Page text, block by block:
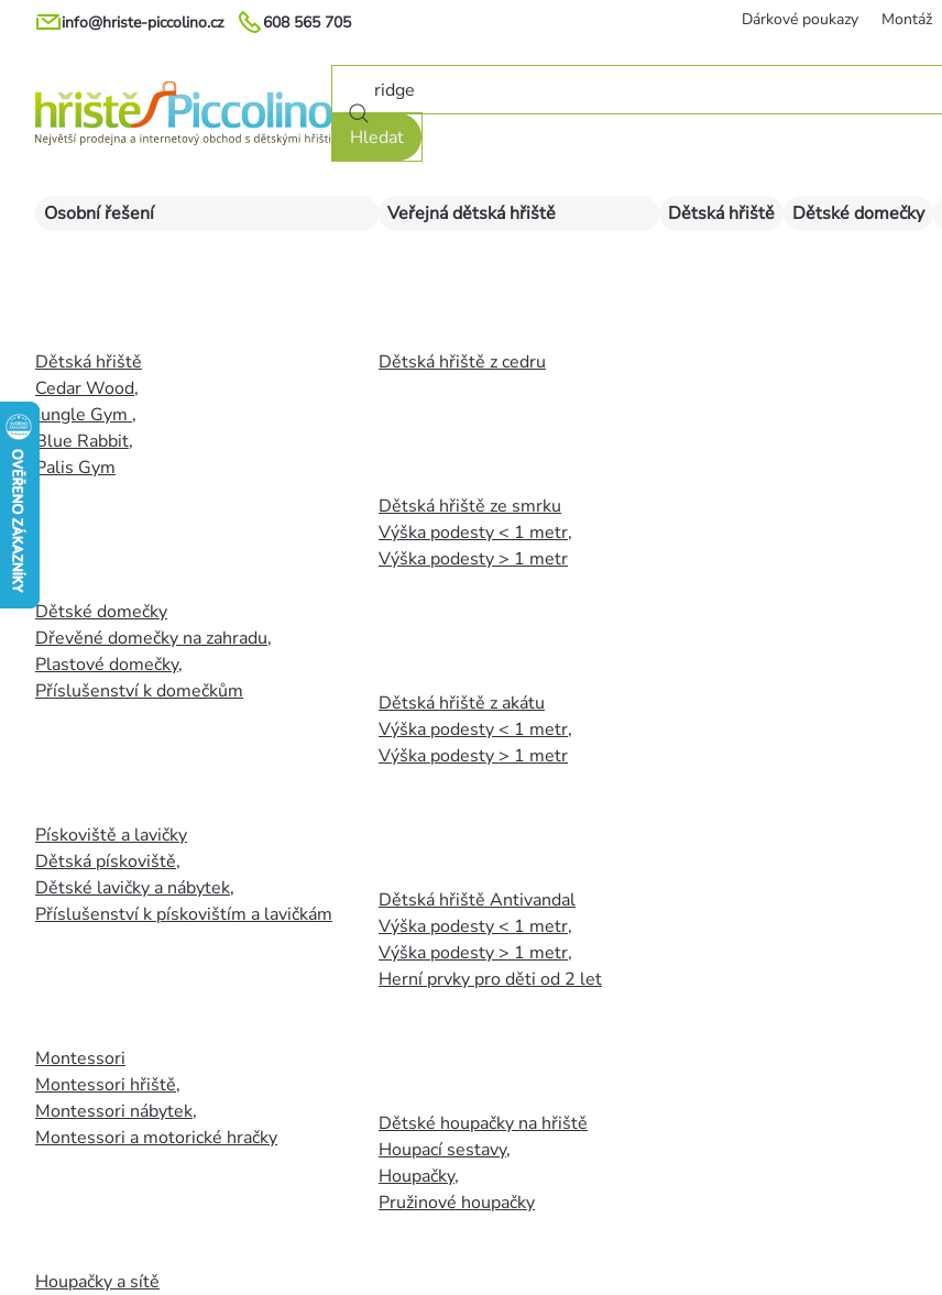
Přejít
608 565 705
info@hriste-piccolino.cz Dárkové poukazy Montáž
Hledat
Osobní řešení
Dětská hřiště
Cedar Wood,
Jungle Gym ,
Blue Rabbit,
Palis Gym
Dětské domečky
Dřevěné domečky na zahradu,
Plastové domečky,
Příslušenství k domečkům
Pískoviště a lavičky
Dětská pískoviště,
Dětské lavičky a nábytek,
Příslušenství k pískovištím a lavičkám
Montessori
Montessori hřiště,
Montessori nábytek,
Montessori a motorické hračky
Houpačky a sítě
Veřejná dětská hřiště
Dětská hřiště z cedru
Dětská hřiště ze smrku
Výška podesty < 1 metr,
Výška podesty > 1 metr
Dětská hřiště z akátu
Výška podesty < 1 metr,
Výška podesty > 1 metr
Dětská hřiště Antivandal
Výška podesty < 1 metr,
Výška podesty > 1 metr,
Herní prvky pro děti od 2 let
Dětské houpačky na hřiště
Houpací sestavy,
Houpačky,
Pružinové houpačky
Dětská hřiště Dětské domečky